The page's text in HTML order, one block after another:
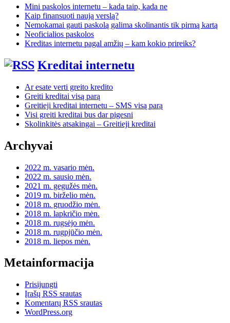
Mini paskolos internetu – kada taip, kada ne
Kaip finansuoti naują verslą?
Nemokamai gauti paskolą galima skolinantis tik pirmą kartą
Neoficialios paskolos
Kreditas internetu pagal amžių – kam kokio prireiks?
Kreditai internetu
Ar esate verti greito kredito
Greiti kreditai visą parą
Greitieji kreditai internetu – SMS visą parą
Visi greiti kreditai bus dar pigesni
Skolinkitės atsakingai – Greitieji kreditai
Archyvai
2022 m. vasario mėn.
2022 m. sausio mėn.
2021 m. gegužės mėn.
2019 m. birželio mėn.
2018 m. gruodžio mėn.
2018 m. lapkričio mėn.
2018 m. rugsėjo mėn.
2018 m. rugpjūčio mėn.
2018 m. liepos mėn.
Metainformacija
Prisijungti
Įrašų RSS srautas
Komentarų RSS srautas
WordPress.org